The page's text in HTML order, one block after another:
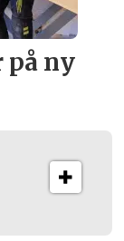
på ny